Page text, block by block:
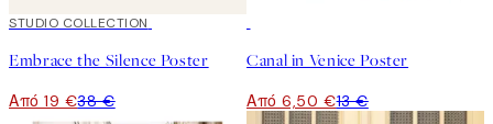
50%*
STUDIO COLLECTION
Embrace the Silence Poster
Από 19 €38 €
Canal in Venice Poster
Από 6,50 €13 €